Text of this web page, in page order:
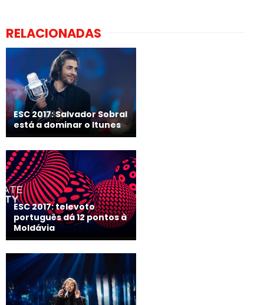
RELACIONADAS
ESC 2017: Salvador Sobral
está a dominar o Itunes
ESC 2017: televoto
português dá 12 pontos à
Moldávia